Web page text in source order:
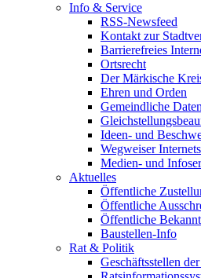
Info & Service
RSS-Newsfeed
Kontakt zur
Barrierefreies
Ortsrecht
Der Märkische
Ehren und Orden
Gemeindliche
Ideen- und
Wegweiser
Medien- und
Aktuelles
Öffentliche
Öffentliche
Öffentliche
Baustellen-Info
Rat & Politik
Geschäftsstellen